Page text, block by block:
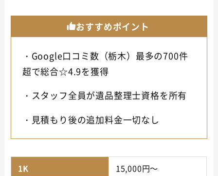
おすすめポイント
・Google口コミ数（栃木）最多の700件
超で総合☆4.9を獲得
・スタッフ全員が遺品整理士資格を所有
・見積もり後の追加料金一切なし
1K
15,000円～